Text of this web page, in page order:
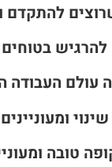
להתקדם
העבודה
טובה